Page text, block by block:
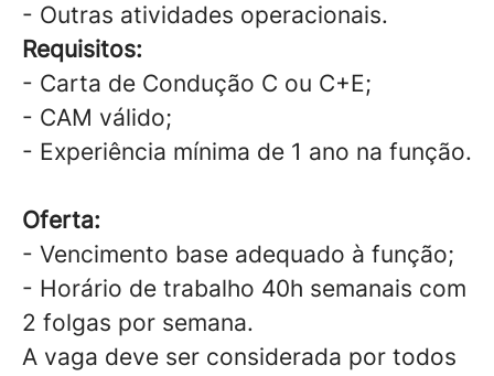
- Outras atividades operacionais.
Requisitos:
- Carta de Condução C ou C+E;
- CAM válido;
- Experiência mínima de 1 ano na função.
Oferta:
- Vencimento base adequado à função;
- Horário de trabalho 40h semanais com
2 folgas por semana.
A vaga deve ser considerada por todos